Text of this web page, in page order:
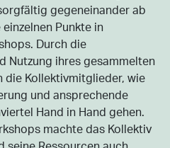
gegeneinander ab
Punkte in
Durch die
Nutzung ihres gesammelten
die Kollektivmitglieder, wie
und ansprechende
Hand in Hand gehen.
machte das Kollektiv